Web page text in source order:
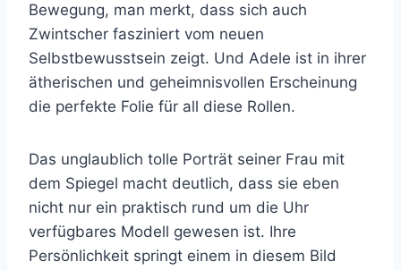
Bewegung, man merkt, dass sich auch
Zwintscher fasziniert vom neuen
Selbstbewusstsein zeigt. Und Adele ist in ihrer
ätherischen und geheimnisvollen Erscheinung
die perfekte Folie für all diese Rollen.
Das unglaublich tolle Porträt seiner Frau mit
dem Spiegel macht deutlich, dass sie eben
nicht nur ein praktisch rund um die Uhr
verfügbares Modell gewesen ist. Ihre
Persönlichkeit springt einem in diesem Bild